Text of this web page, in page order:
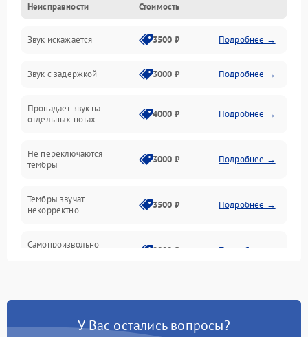
Включение и работа
Управление и электроника
Подключения и интерфейсы
Педали и стойка
Аудио
Оптика
Неисправности Стоимость
Звук искажается 3500 ₽ Подробнее →
Звук с задержкой 3000 ₽ Подробнее →
Пропадает звук на
отдельных нотах
4000 ₽ Подробнее →
Не переключаются
тембры
3000 ₽ Подробнее →
Тембры звучат
некорректно
3500 ₽ Подробнее →
Самопроизвольно
2800 ₽ Подробнее →
У Вас остались вопросы?